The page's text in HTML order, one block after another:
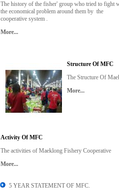
The history of the fisher' group who tried to fight
the economical problem around them by the
cooperative system .
More...
Structure Of MFC
The Structure Of
More...
Activity Of MFC
The activities of Maeklong Fishery Cooperative
More...
5 YEAR STATEMENT OF MFC.